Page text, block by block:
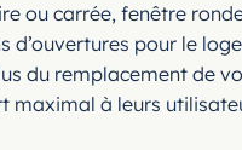
ou carrée, fenêtre
pour le
du remplacement de
maximal à leurs